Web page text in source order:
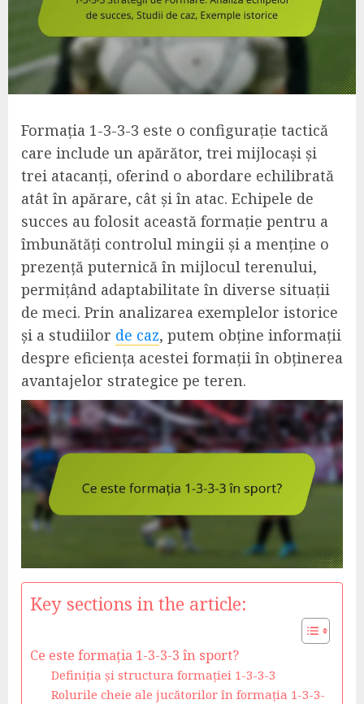
Formația 1-3-3-3 este o configurație tactică
care include un apărător, trei mijlocași și
trei atacanți, oferind o abordare echilibrată
atât în apărare, cât și în atac. Echipele de
succes au folosit această formație pentru a
îmbunătăți controlul mingii și a menține o
prezență puternică în mijlocul terenului,
permițând adaptabilitate în diverse situații
de meci. Prin analizarea exemplelor istorice
și a studiilor de caz, putem obține informații
despre eficiența acestei formații în obținerea
avantajelor strategice pe teren.
Key sections in the article:
Ce este formația 1-3-3-3 în sport?
Definiția și structura formației 1-3-3-3
Rolurile cheie ale jucătorilor în formația 1-3-3-